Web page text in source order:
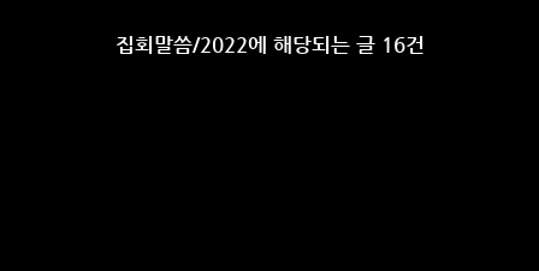
집회말씀/2022에 해당되는 글 16건